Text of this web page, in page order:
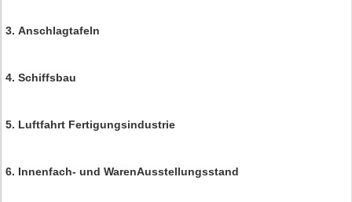
3. Anschlagtafeln
4. Schiffsbau
5. Luftfahrt Fertigungsindustrie
6. Innenfach- und WarenAusstellungsstand